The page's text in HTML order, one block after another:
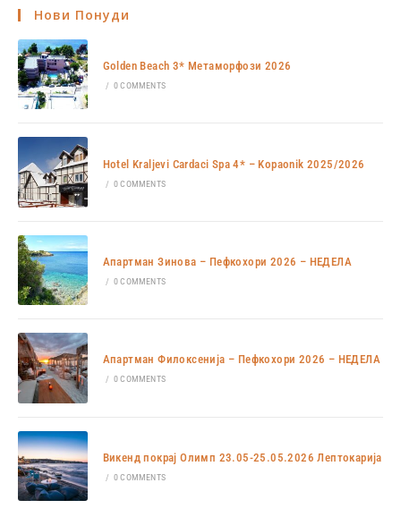
Нови Понуди
Golden Beach 3* Метаморфози 2026
/ 0 COMMENTS
Hotel Kraljevi Cardaci Spa 4* – Kopaonik 2025/2026
/ 0 COMMENTS
Апартман Зинова – Пефкохори 2026 – НЕДЕЛА
/ 0 COMMENTS
Апартман Филоксенија – Пефкохори 2026 – НЕДЕЛА
/ 0 COMMENTS
Викенд покрај Олимп 23.05-25.05.2026 Лептокарија
/ 0 COMMENTS